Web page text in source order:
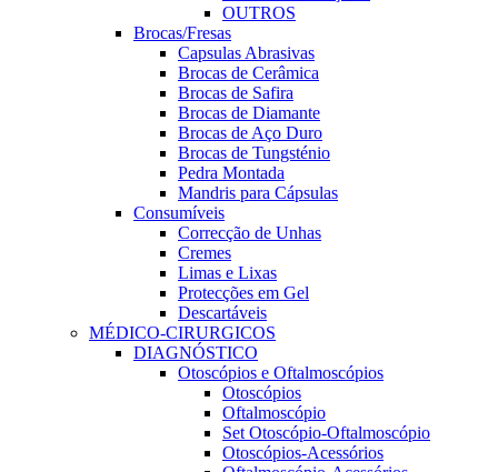
OUTROS
Brocas/Fresas
Capsulas Abrasivas
Brocas de Cerâmica
Brocas de Safira
Brocas de Diamante
Brocas de Aço Duro
Brocas de Tungsténio
Pedra Montada
Mandris para Cápsulas
Consumíveis
Correcção de Unhas
Cremes
Limas e Lixas
Protecções em Gel
Descartáveis
MÉDICO-CIRURGICOS
DIAGNÓSTICO
Otoscópios e Oftalmoscópios
Otoscópios
Oftalmoscópio
Set Otoscópio-Oftalmoscópio
Otoscópios-Acessórios